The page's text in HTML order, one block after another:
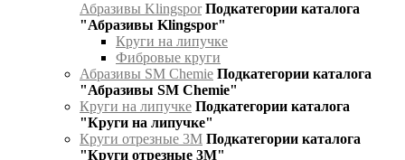
Абразивы Klingspor Подкатегории каталога
"Абразивы Klingspor"
Круги на липучке
Фибровые круги
Абразивы SM Chemie Подкатегории каталога
"Абразивы SM Chemie"
Круги на липучке Подкатегории каталога
"Круги на липучке"
Круги отрезные 3М Подкатегории каталога
"Круги отрезные 3М"